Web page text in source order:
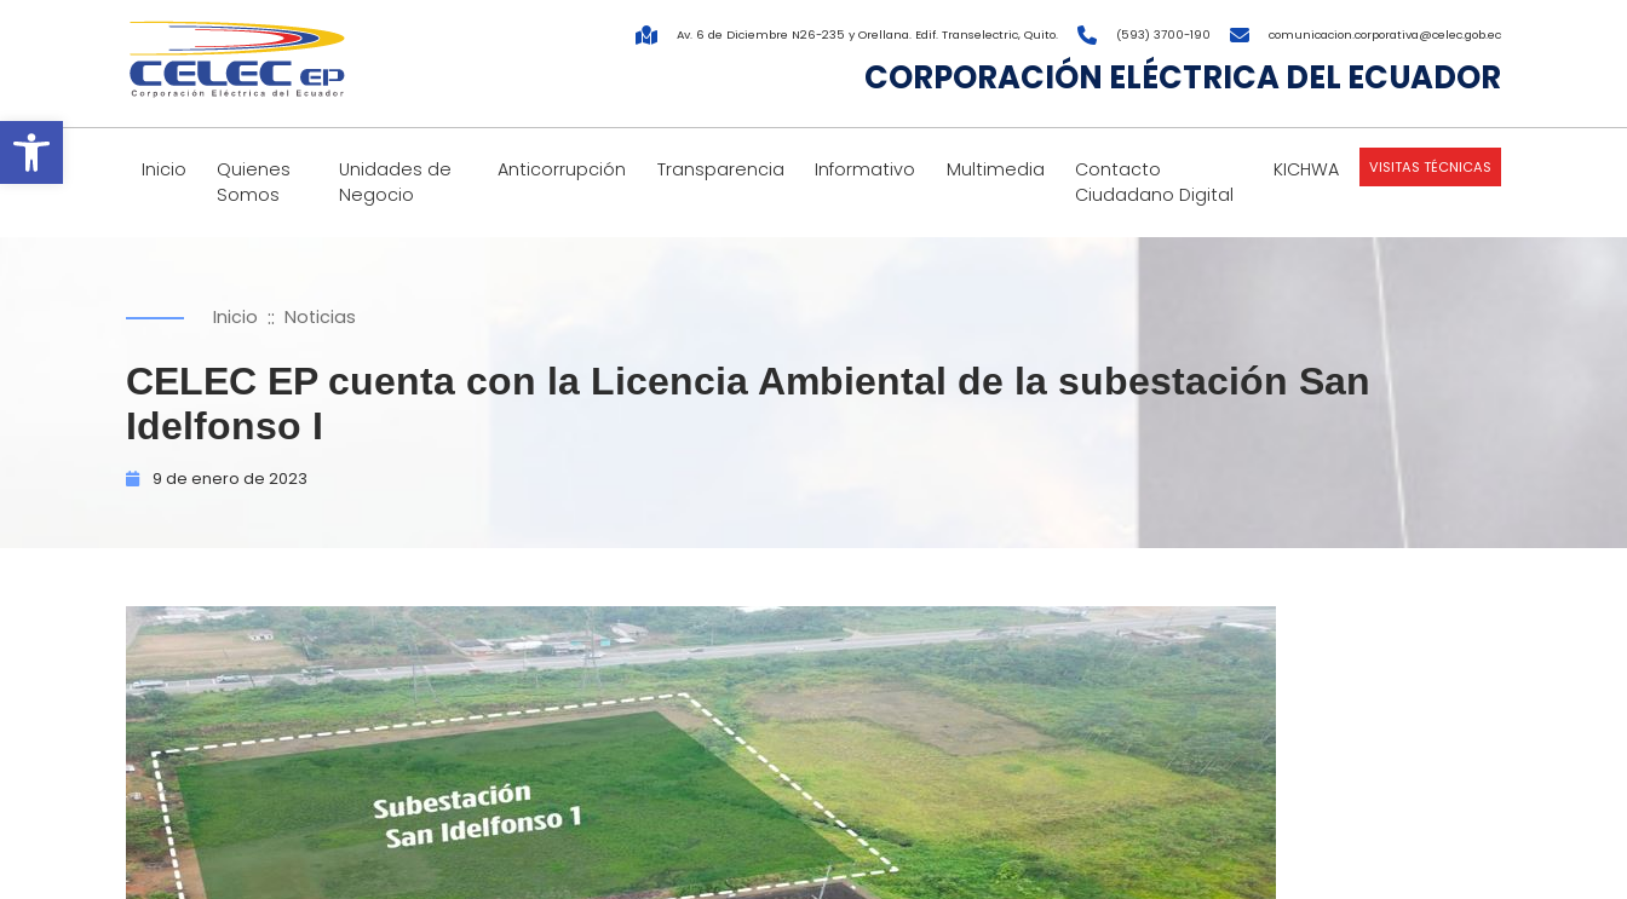
Abrir barra de herramientas
Av. 6 de Diciembre N26-235 y Orellana. Edif. Transelectric, Quito. (593) 3700-190 comunicacion.corporativa@celec.gob.ec
CORPORACIÓN ELÉCTRICA DEL ECUADOR
Inicio
Quienes
Somos
Unidades de
Negocio
Anticorrupción Transparencia Informativo Multimedia
Contacto
Ciudadano Digital
KICHWA VISITAS TÉCNICAS
Inicio :: Noticias
CELEC EP cuenta con la Licencia Ambiental de la subestación San
Idelfonso I
9 de enero de 2023